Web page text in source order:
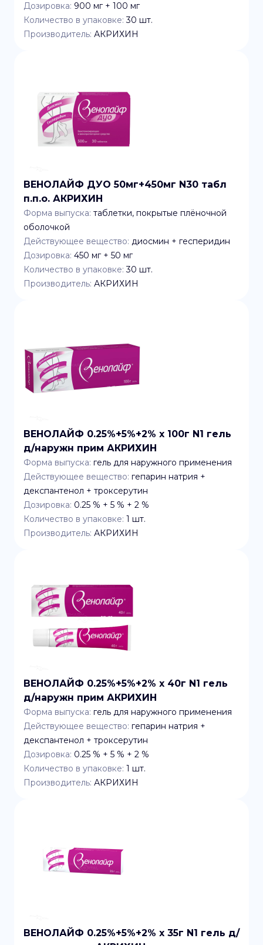
Дозировка: 900 мг + 100 мг
Количество в упаковке: 30 шт.
Производитель: АКРИХИН
ВЕНОЛАЙФ ДУО 50мг+450мг N30 табл
п.п.о. АКРИХИН
Форма выпуска: таблетки, покрытые плёночной
оболочкой
Действующее вещество: диосмин + гесперидин
Дозировка: 450 мг + 50 мг
Количество в упаковке: 30 шт.
Производитель: АКРИХИН
ВЕНОЛАЙФ 0.25%+5%+2% x 100г N1 гель
д/наружн прим АКРИХИН
Форма выпуска: гель для наружного применения
Действующее вещество: гепарин натрия +
декспантенол + троксерутин
Дозировка: 0.25 % + 5 % + 2 %
Количество в упаковке: 1 шт.
Производитель: АКРИХИН
ВЕНОЛАЙФ 0.25%+5%+2% x 40г N1 гель
д/наружн прим АКРИХИН
Форма выпуска: гель для наружного применения
Действующее вещество: гепарин натрия +
декспантенол + троксерутин
Дозировка: 0.25 % + 5 % + 2 %
Количество в упаковке: 1 шт.
Производитель: АКРИХИН
ВЕНОЛАЙФ 0.25%+5%+2% x 35г N1 гель д/